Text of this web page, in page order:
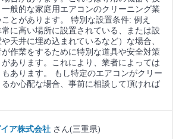
般的な家庭用エアコンのクリーニング業
とがあります。 特別な設置条件: 例え
に高い場所に設置されている、または設
天井に埋め込まれているなど）な場合、
作業をするために特別な道具や安全対策
あります。これにより、業者によっては
あります。 もし特定のエアコンがクリー
か心配な場合、事前に相談して頂ければ
ア株式会社 さん(三重県)